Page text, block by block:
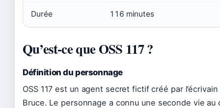
Durée 116 minutes
Qu’est-ce que OSS 117 ?
Définition du personnage
OSS 117 est un agent secret fictif créé par
Bruce. Le personnage a connu une seconde vie au